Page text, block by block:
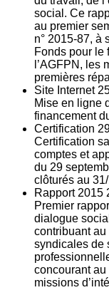
social. Ce
au premier
n° 2015-87, à
Fonds pour le
l’AGFPN,
premières
Site Internet
Mise en ligne
financement
Certification
Certification
comptes et
du 29
clôturés au
Rapport 2015
Premier
dialogue
contribuant
syndicales de
concourant au
missions